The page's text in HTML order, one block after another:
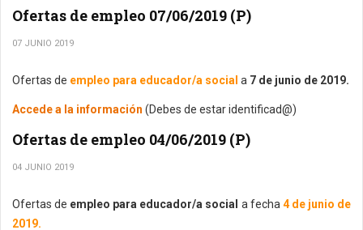
Ofertas de empleo 07/06/2019 (P)
07 JUNIO 2019
Ofertas de empleo para educador/a social a 7 de junio de 2019.
Accede a la información (Debes de estar identificad@)
Ofertas de empleo 04/06/2019 (P)
04 JUNIO 2019
Ofertas de empleo para educador/a social a fecha 4 de junio de
2019.